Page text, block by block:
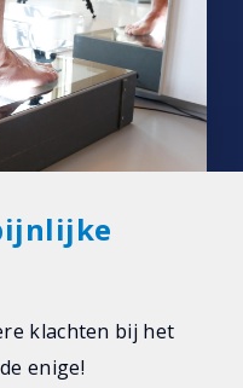
klachten bij het
enige!